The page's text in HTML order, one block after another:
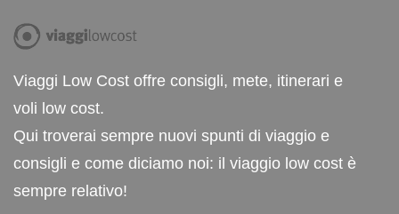
Viaggi Low Cost offre consigli, mete, itinerari e
voli low cost.
Qui troverai sempre nuovi spunti di viaggio e
consigli e come diciamo noi: il viaggio low cost è
sempre relativo!